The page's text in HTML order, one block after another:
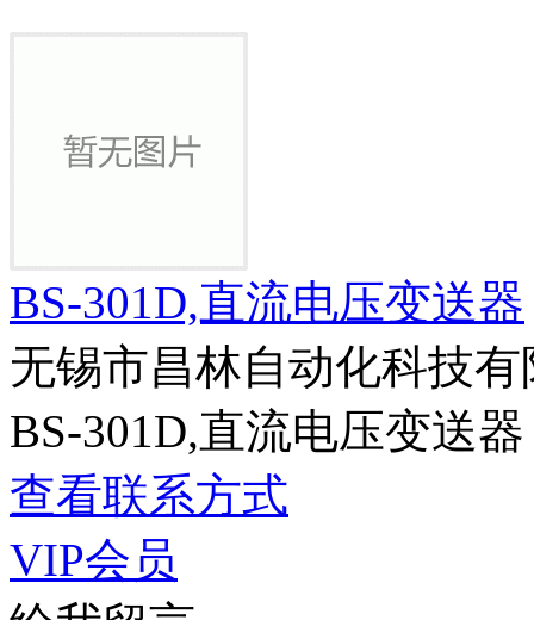
BS-301D,直流电压变送器
无锡市昌林自动化科技有
BS-301D,直流电压变送器
查看联系方式
VIP会员